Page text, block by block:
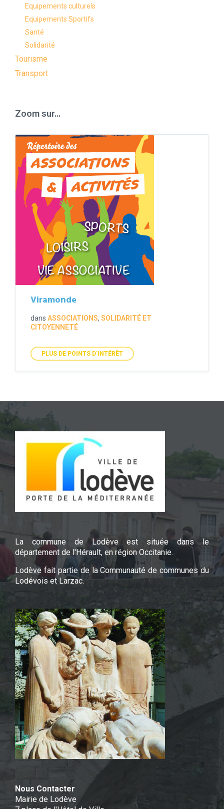
Equipements culturels
Equipements Sportifs
Santé
Solidarité
Tourisme
Transport
Zoom sur…
Viramonde
dans ASSOCIATIONS, SOLIDARITÉ ET
CITOYENNETÉ
PLUS DE POINTS D'INTÉRÊT
La commune de Lodève est située dans le
département de l'Hérault, en région Occitanie.
Lodève fait partie de la Communauté de communes du
Lodévois et Larzac.
Nous Contacter
Mairie de Lodève